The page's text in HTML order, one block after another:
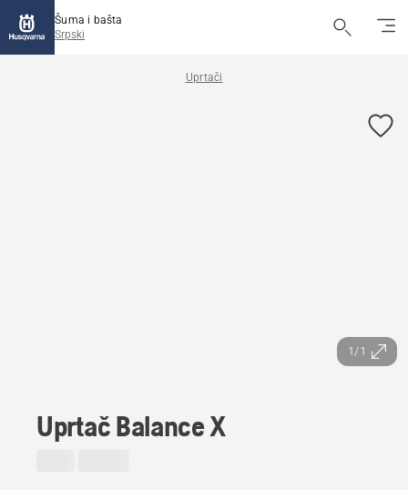
Šuma i bašta
Srpski
Uprtači
1/1
Uprtač Balance X